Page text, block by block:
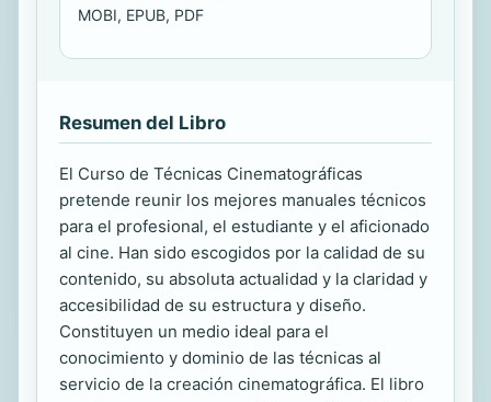
MOBI, EPUB, PDF
Resumen del Libro
El Curso de Técnicas Cinematográficas
pretende reunir los mejores manuales técnicos
para el profesional, el estudiante y el aficionado
al cine. Han sido escogidos por la calidad de su
contenido, su absoluta actualidad y la claridad y
accesibilidad de su estructura y diseño.
Constituyen un medio ideal para el
conocimiento y dominio de las técnicas al
servicio de la creación cinematográfica. El libro